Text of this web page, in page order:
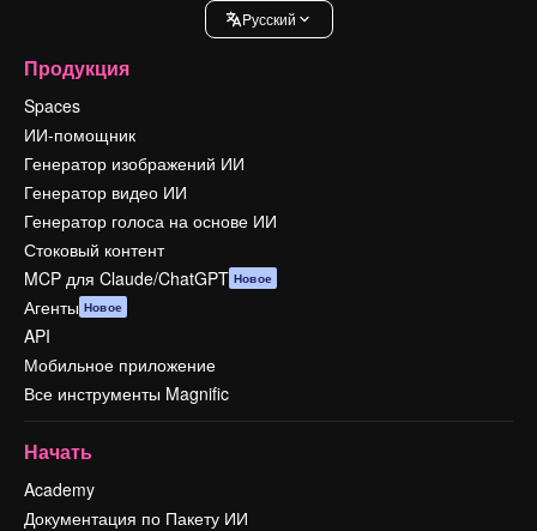
Pусский
Продукция
Spaces
ИИ-помощник
Генератор изображений ИИ
Генератор видео ИИ
Генератор голоса на основе ИИ
Стоковый контент
MCP для Claude/ChatGPT Новое
Агенты Новое
API
Мобильное приложение
Все инструменты Magnific
Начать
Academy
Документация по Пакету ИИ